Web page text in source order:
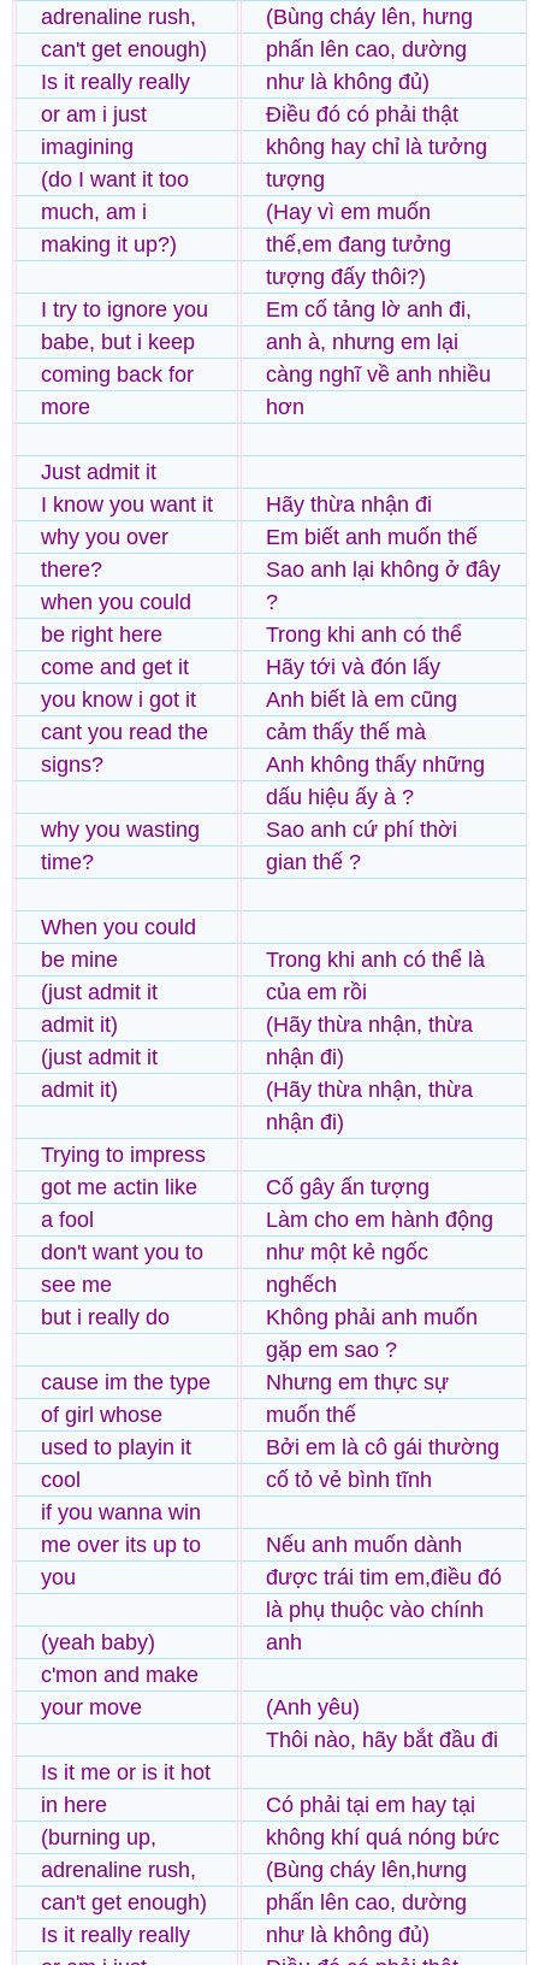
adrenaline rush,
can't get enough)
Is it really really
or am i just
imagining
(do I want it too
much, am i
making it up?)
I try to ignore you
babe, but i keep
coming back for
more
Just admit it
I know you want it
why you over
there?
when you could
be right here
come and get it
you know i got it
cant you read the
signs?
why you wasting
time?
When you could
be mine
(just admit it
admit it)
(just admit it
admit it)
Trying to impress
got me actin like
a fool
don't want you to
see me
but i really do
cause im the type
of girl whose
used to playin it
cool
if you wanna win
me over its up to
you
(yeah baby)
c'mon and make
your move
Is it me or is it hot
in here
(burning up,
adrenaline rush,
can't get enough)
Is it really really
(Bùng cháy lên, hưng
phấn lên cao, dường
như là không đủ)
Điều đó có phải thật
không hay chỉ là tưởng
tượng
(Hay vì em muốn
thế,em đang tưởng
tượng đấy thôi?)
Em cố tảng lờ anh đi,
anh à, nhưng em lại
càng nghĩ về anh nhiều
hơn
Hãy thừa nhận đi
Em biết anh muốn thế
Sao anh lại không ở đây
?
Trong khi anh có thể
Hãy tới và đón lấy
Anh biết là em cũng
cảm thấy thế mà
Anh không thấy những
dấu hiệu ấy à ?
Sao anh cứ phí thời
gian thế ?
Trong khi anh có thể là
của em rồi
(Hãy thừa nhận, thừa
nhận đi)
(Hãy thừa nhận, thừa
nhận đi)
Cố gây ấn tượng
Làm cho em hành động
như một kẻ ngốc
nghếch
Không phải anh muốn
gặp em sao ?
Nhưng em thực sự
muốn thế
Bởi em là cô gái thường
cố tỏ vẻ bình tĩnh
Nếu anh muốn dành
được trái tim em,điều đó
là phụ thuộc vào chính
anh
(Anh yêu)
Thôi nào, hãy bắt đầu đi
Có phải tại em hay tại
không khí quá nóng bức
(Bùng cháy lên,hưng
phấn lên cao, dường
như là không đủ)